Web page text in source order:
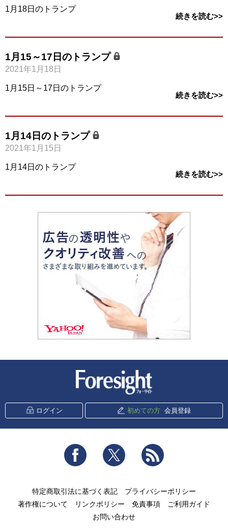
1月18日のトランプ
続きを読む>>
1月15～17日のトランプ
2021年1月18日
1月15日～17日のトランプ
続きを読む>>
1月14日のトランプ
2021年1月15日
1月14日のトランプ
続きを読む>>
ログイン 初めての方 会員登録
Facebook Twitter
特定商取引法に基づく表記
プライバシーポリシー
著作権について
リンクポリシー 免責事項
ご利用ガイド
お問い合わせ